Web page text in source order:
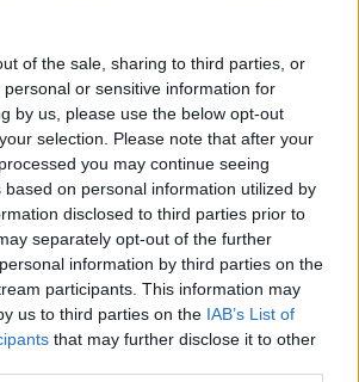
of the sale, sharing to third parties, or
or sensitive information for
by us, please use the below opt-out
selection. Please note that after your
you may continue seeing
based on personal information utilized by
disclosed to third parties prior to
separately opt-out of the further
information by third parties on the
participants. This information may
us to third parties on the IAB’s List of
that may further disclose it to other
ha sempre evidenziato alla Regione
un’uscita a sud del borgo storico - ha
cittadino di Subbiano. - La Regione, che
favorevolmente le legittime richieste
ha infine deciso di sopprimere il
a livello, senza aver previsto alcun progetto
problematica, eccetto un sottopasso che
con una pendenza non normativamente
di emergenze, avrebbe rappresentato un
per la popolazione”.
ora comunicato al Comune che i lavori per
per la soppressione del passaggio a livello